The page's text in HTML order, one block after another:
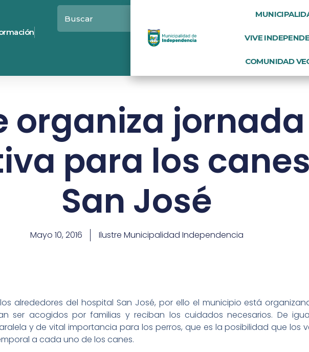
VIVE
COMUNIDAD
organiza jornada
para los
San José
Mayo 10, 2016 Ilustre Municipalidad Independencia
alrededores del hospital San José, por ello el municipio está
ser acogidos por familias y reciban los cuidados necesarios. De
y de vital importancia para los perros, que es la posibilidad que los
a cada uno de los canes.